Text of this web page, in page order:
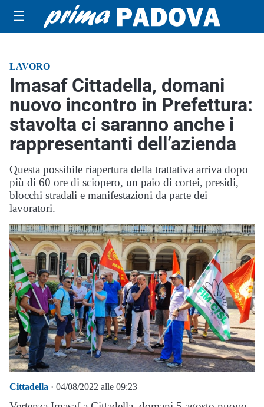
☰
LAVORO
Imasaf Cittadella, domani
nuovo incontro in Prefettura:
stavolta ci saranno anche i
rappresentanti dell’azienda
Questa possibile riapertura della trattativa arriva dopo
più di 60 ore di sciopero, un paio di cortei, presidi,
blocchi stradali e manifestazioni da parte dei
lavoratori.
Cittadella · 04/08/2022 alle 09:23